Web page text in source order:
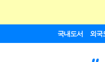
국내도서 외국